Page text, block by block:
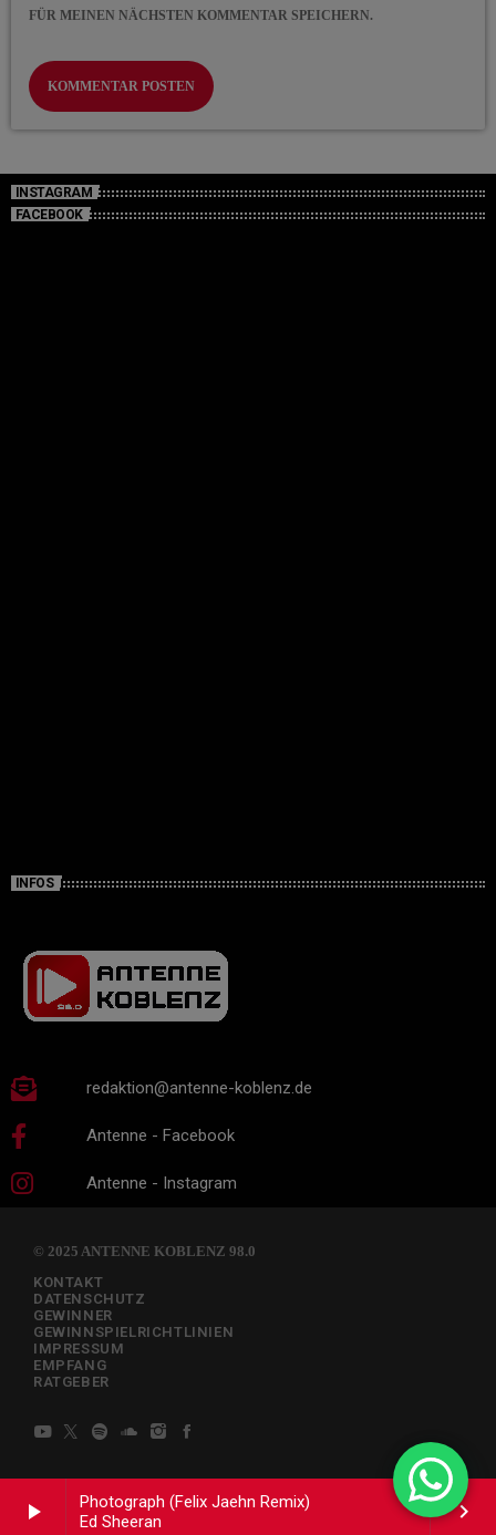
play_arrow
Photograph (Felix Jaehn Remix)
Ed Sheeran
keyboard_arrow_right
FÜR MEINEN NÄCHSTEN KOMMENTAR SPEICHERN.
INSTAGRAM
FACEBOOK
INFOS
redaktion@antenne-koblenz.de
Antenne - Facebook
Antenne - Instagram
© 2025 ANTENNE KOBLENZ 98.0
KONTAKT
DATENSCHUTZ
GEWINNER
GEWINNSPIELRICHTLINIEN
IMPRESSUM
EMPFANG
RATGEBER